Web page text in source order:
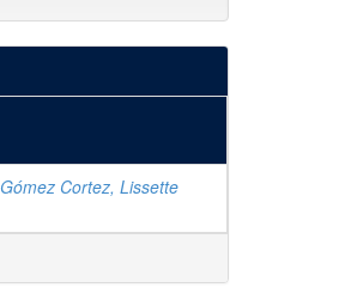
Gómez Cortez, Lissette